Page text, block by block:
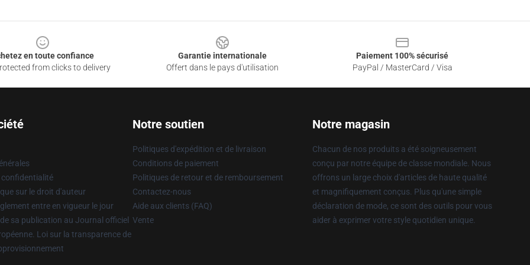
en toute confiance
from clicks to delivery
Garantie internationale
Offert dans le pays d'utilisation
Paiement 100% sécurisé
PayPal / MasterCard / Visa
confidentialité
sur le droit d'auteur
entre en vigueur le jour
sa publication au Journal officiel
Loi sur la transparence de
Notre soutien
Politiques d'expédition et de livraison
Conditions de paiement
Politiques de retour et de remboursement
Contactez-nous
Aide aux clients (FAQ)
Vente
Notre magasin
Chacun de nos produits a été soigneusement
conçu par notre équipe de classe mondiale. Nous
offrons un large choix d'articles de haute qualité
et magnifiquement conçus. Plus qu'une simple
déclaration de mode, ce sont des outils pour vous
aider à exprimer votre style quotidien unique.